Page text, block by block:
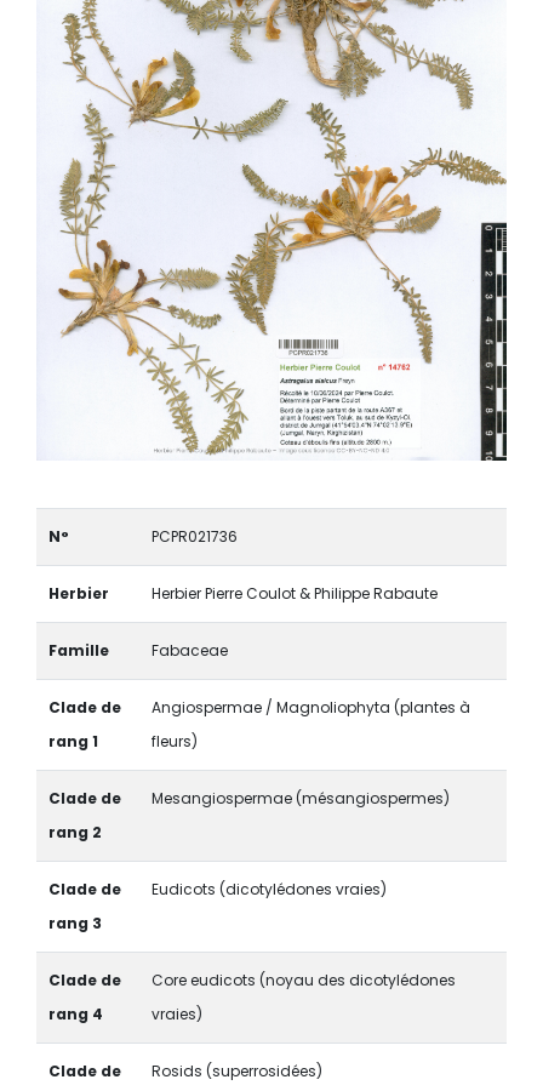
N° PCPR021736
Herbier Herbier Pierre Coulot & Philippe Rabaute
Famille Fabaceae
Clade de
rang 1
Angiospermae / Magnoliophyta (plantes à
fleurs)
Clade de
rang 2
Mesangiospermae (mésangiospermes)
Clade de
rang 3
Eudicots (dicotylédones vraies)
Clade de
rang 4
Core eudicots (noyau des dicotylédones
vraies)
Clade de
Rosids (superrosidées)